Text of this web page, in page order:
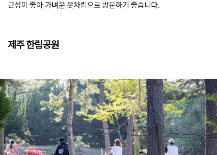
근성이 좋아 가벼운 옷차림으로 방문하기 좋습니다.
제주 한림공원